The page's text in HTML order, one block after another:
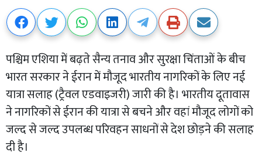
पश्चिम एशिया में बढ़ते सैन्य तनाव और सुरक्षा चिंताओं के बीच
भारत सरकार ने ईरान में मौजूद भारतीय नागरिकों के लिए नई
यात्रा सलाह (ट्रैवल एडवाइजरी) जारी की है। भारतीय दूतावास
ने नागरिकों से ईरान की यात्रा से बचने और वहां मौजूद लोगों को
जल्द से जल्द उपलब्ध परिवहन साधनों से देश छोड़ने की सलाह
दी है।